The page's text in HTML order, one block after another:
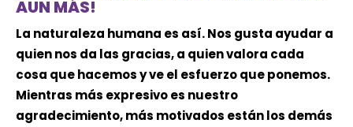
AUN MÁS!
La naturaleza humana es así. Nos gusta ayudar a
quien nos da las gracias, a quien valora cada
cosa que hacemos y ve el esfuerzo que ponemos.
Mientras más expresivo es nuestro
agradecimiento, más motivados están los demás